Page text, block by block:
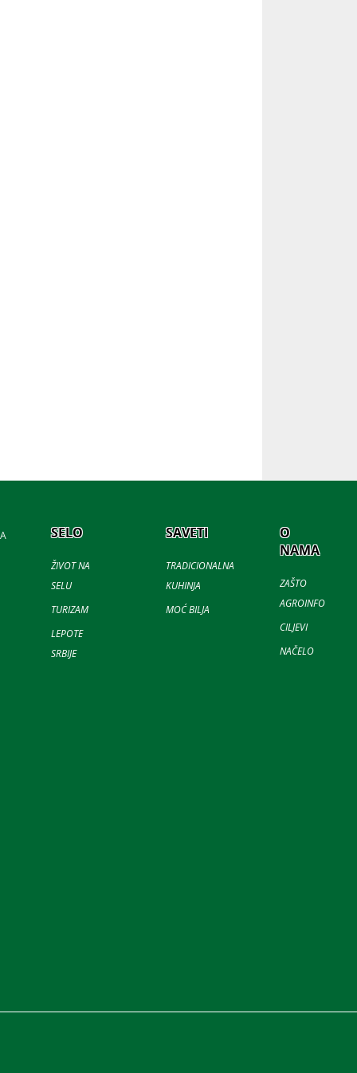
SELO
ŽIVOT NA
SELU
TURIZAM
LEPOTE
SRBIJE
SAVETI
TRADICIONALNA
KUHINJA
MOĆ BILJA
O
NAMA
ZAŠTO
AGROINFO
CILJEVI
NAČELO